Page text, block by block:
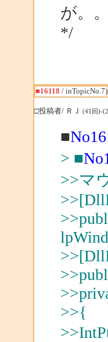
が。
*/
■16118 / inTopicNo.7)
□投稿者/ ＲＪ (41回)-
■
> ■
>>マ
>>{